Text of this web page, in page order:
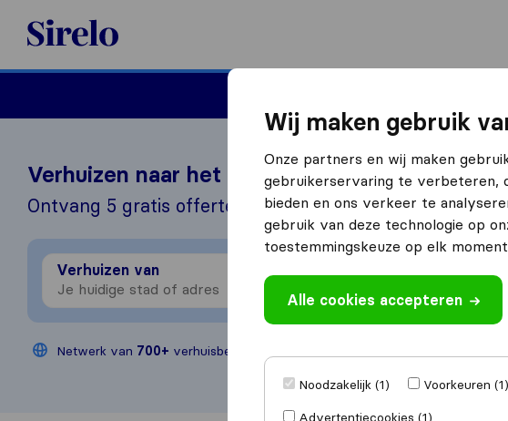
Sirelo.nl
Verhuizen naar het buitenland?
Ontvang 5 gratis offertes in 3 stappen
Verhuizen van
Netwerk van 700+ verhuisbedrijven
Wij maken gebruik
Onze partners en wij maken
gebruikerservaring te verbeteren,
bieden en ons verkeer te
gebruik van deze technologie op
toestemmingskeuze op elk
Alle cookies accepteren
Noodzakelijk (1) Voorkeuren (1)
Advertentiecookies (1)